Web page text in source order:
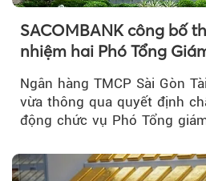
SACOMBANK công bố
nhiệm hai Phó Tổng
Ngân hàng TMCP Sài Gòn
vừa thông qua quyết định
động chức vụ Phó Tổng